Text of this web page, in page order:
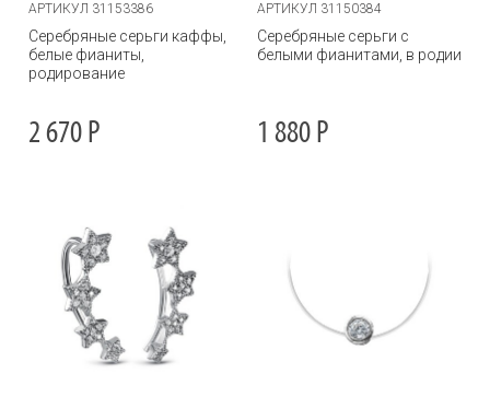
АРТИКУЛ 31153386
Серебряные серьги каффы,
белые фианиты,
родирование
2 670 Р
АРТИКУЛ 31150384
Серебряные серьги с
белыми фианитами, в родии
1 880 Р